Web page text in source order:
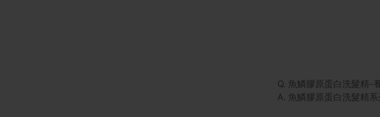
Q. 魚鱗膠原蛋白洗髮精-
A. 魚鱗膠原蛋白洗髮精